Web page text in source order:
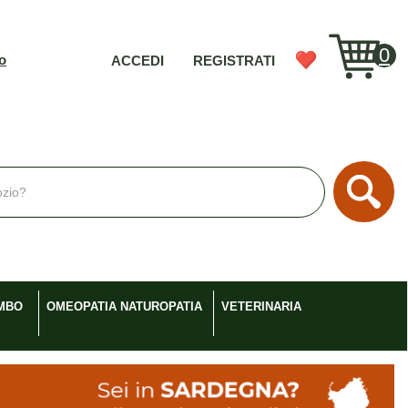
ACCEDI REGISTRATI 0
OMEOPATIA NATUROPATIA VETERINARIA